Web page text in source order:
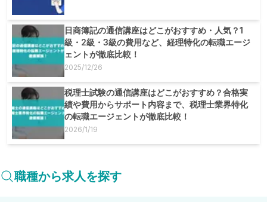
日商簿記の通信講座はどこがおすすめ・人気？1
級・2級・3級の費用など、経理特化の転職エージ
ェントが徹底比較！
2025/12/26
税理士試験の通信講座はどこがおすすめ？合格実
績や費用からサポート内容まで、税理士業界特化
の転職エージェントが徹底比較！
2026/1/19
職種から求人を探す